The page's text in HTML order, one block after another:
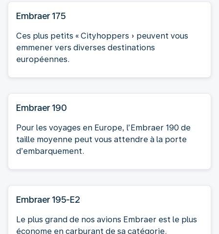
Embraer 175
Ces plus petits « Cityhoppers » peuvent vous
emmener vers diverses destinations
européennes.
Embraer 190
Pour les voyages en Europe, l’Embraer 190 de
taille moyenne peut vous attendre à la porte
d’embarquement.
Embraer 195-E2
Le plus grand de nos avions Embraer est le plus
économe en carburant de sa catégorie.